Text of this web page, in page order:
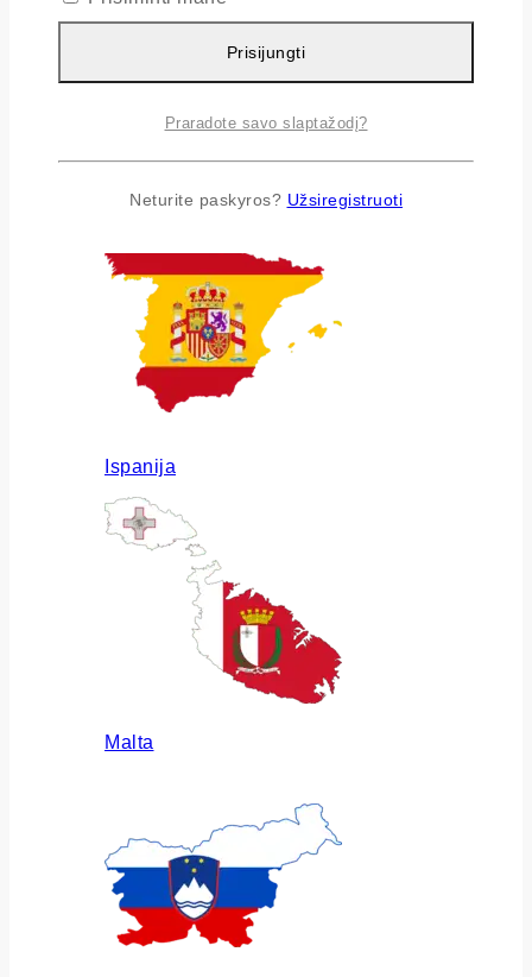
Airija
Ispanija
Malta
Prisijungti
Praradote savo slaptažodį?
Neturite paskyros? Užsiregistruoti